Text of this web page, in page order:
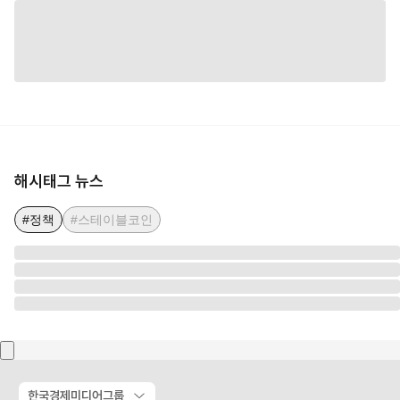
해시태그 뉴스
#정책 #스테이블코인
한국경제미디어그룹